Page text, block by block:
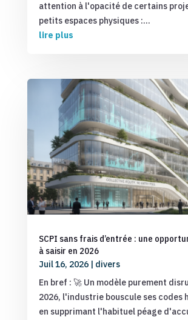
attention à l'opacité de certains
petits espaces physiques :...
lire plus
SCPI sans frais d’entrée : une
à saisir en 2026
Juil 16, 2026| divers
En bref : 🚀 Un modèle purement
2026, l'industrie bouscule ses codes
en supprimant l'habituel péage